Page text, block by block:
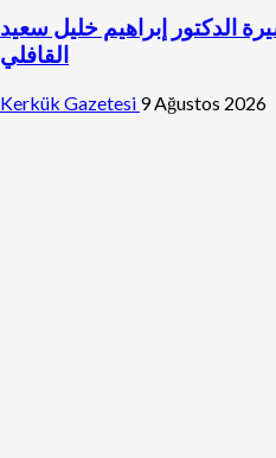
الدكتور إبراهيم خليل سعيد
القافلي
Kerkük Gazetesi 9 Ağustos 2026